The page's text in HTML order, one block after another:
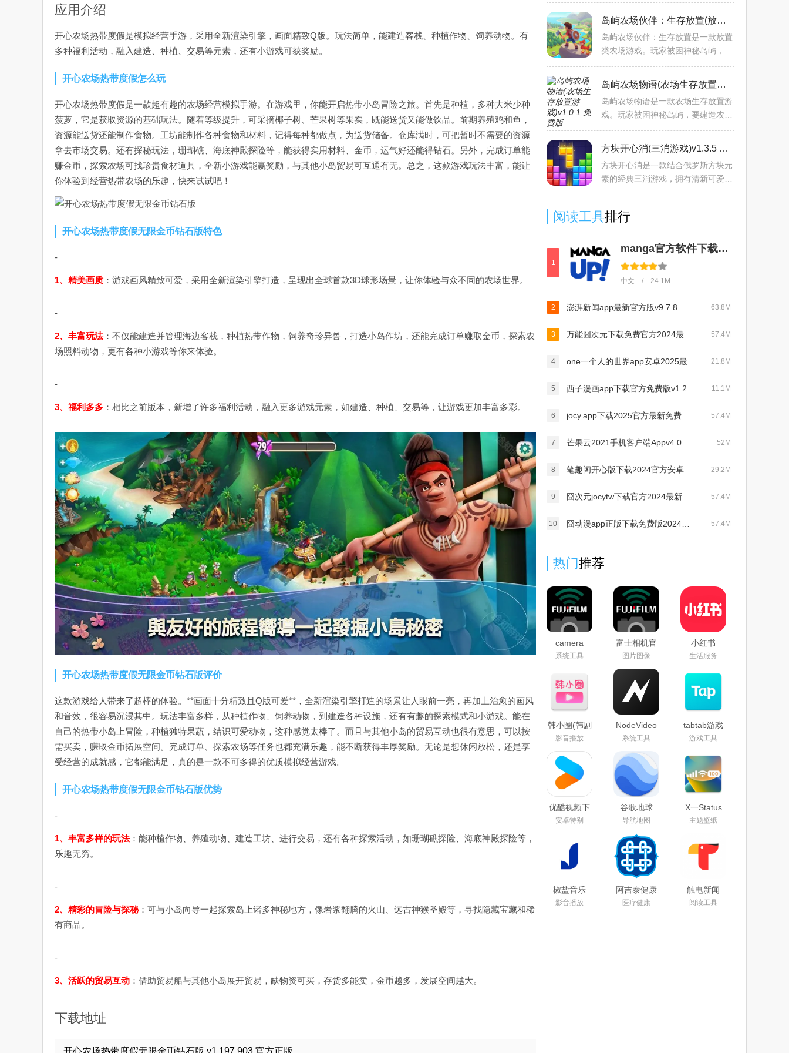
应用介绍
开心农场热带度假是模拟经营手游，采用全新渲染引擎，画面精致Q版。玩法简单，能建造客栈、种植作物、饲养动物。有
多种福利活动，融入建造、种植、交易等元素，还有小游戏可获奖励。
开心农场热带度假怎么玩
开心农场热带度假是一款超有趣的农场经营模拟手游。在游戏里，你能开启热带小岛冒险之旅。首先是种植，多种大米少种
菠萝，它是获取资源的基础玩法。随着等级提升，可采摘椰子树、芒果树等果实，既能送货又能做饮品。前期养殖鸡和鱼，
资源能送货还能制作食物。工坊能制作各种食物和材料，记得每种都做点，为送货储备。仓库满时，可把暂时不需要的资源
拿去市场交易。还有探秘玩法，珊瑚礁、海底神殿探险等，能获得实用材料、金币，运气好还能得钻石。另外，完成订单能
赚金币，探索农场可找珍贵食材道具，全新小游戏能赢奖励，与其他小岛贸易可互通有无。总之，这款游戏玩法丰富，能让
你体验到经营热带农场的乐趣，快来试试吧！
开心农场热带度假无限金币钻石版特色
-
1、精美画质 ：游戏画风精致可爱，采用全新渲染引擎打造，呈现出全球首款3D球形场景，让你体验与众不同的农场世界。
-
2、丰富玩法：不仅能建造并管理海边客栈，种植热带作物，饲养奇珍异兽，打造小岛作坊，还能完成订单赚取金币，探索农
场照料动物，更有各种小游戏等你来体验。
-
3、福利多多 ：相比之前版本，新增了许多福利活动，融入更多游戏元素，如建造、种植、交易等，让游戏更加丰富多彩。
开心农场热带度假无限金币钻石版评价
这款游戏给人带来了超棒的体验。**画面十分精致且Q版可爱**，全新渲染引擎打造的场景让人眼前一亮，再加上治愈的画风
和音效，很容易沉浸其中。玩法丰富多样，从种植作物、饲养动物，到建造各种设施，还有有趣的探索模式和小游戏。能在
自己的热带小岛上冒险，种植独特果蔬，结识可爱动物，这种感觉太棒了。而且与其他小岛的贸易互动也很有意思，可以按
需买卖，赚取金币拓展空间。完成订单、探索农场等任务也都充满乐趣，能不断获得丰厚奖励。无论是想休闲放松，还是享
受经营的成就感，它都能满足，真的是一款不可多得的优质模拟经营游戏。
开心农场热带度假无限金币钻石版优势
-
1、丰富多样的玩法：能种植作物、养殖动物、建造工坊、进行交易，还有各种探索活动，如珊瑚礁探险、海底神殿探险等，
乐趣无穷。
-
2、精彩的冒险与探秘：可与小岛向导一起探索岛上诸多神秘地方，像岩浆翻腾的火山、远古神猴圣殿等，寻找隐藏宝藏和稀
有商品。
-
3、活跃的贸易互动 ：借助贸易船与其他小岛展开贸易，缺物资可买，存货多能卖，金币越多，发展空间越大。
下载地址
开心农场热带度假无限金币钻石版 v1.197.903 官方正版
活，感受播种、养殖等活动带来的别
样体验，享受轻松有趣的游
岛屿农场伙伴：生存放置(放置类农场游戏)v1.0.1 官方正版
岛屿农场伙伴：生存放置是一款放置
类农场游戏。玩家被困神秘岛屿，要
帮助下生存发展，离线时岛屿也能持
续壮大，兼具轻松休闲与
岛屿农场物语(农场生存放置游戏)v1.0.1 免费版
岛屿农场物语是一款农场生存放置游
戏。玩家被困神秘岛屿，要建造农
存。离线时岛屿也能持续发展，兼具
轻松休闲与策略性，带来独
方块开心消(三消游戏)v1.3.5 手机版
方块开心消是一款结合俄罗斯方块元
素的经典三消游戏，拥有清新可爱的
锁更多内容，体验轻松愉
阅读工具排行
1
manga官方软件下载安卓2024最新版v2.0.0最新版
中文 / 24.1M
2 澎湃新闻app最新官方版v9.7.8 63.8M
3 57.4M
4 21.8M
5 11.1M
6 57.4M
7 52M
8 29.2M
9 57.4M
10 57.4M
热门推荐
camera
remote最新
版官方下载
系统工具
富士相机官
方下载
app2024最
新版
(camera
remote)
图片图像
小红书
google play
版下载2026
生活服务
韩小圈(韩剧
TV)免费下
载2026最新
版
影音播放
NodeVideo
官方下载
2026最新免
费版
系统工具
tabtab游戏
平台(taptap)
官方下载
游戏工具
优酷视频下
载安装官方
免费下载
安卓特别
谷歌地球
app下载手
机版2025安
卓版中文最
新免费版
导航地图
X一Status
app官方安
卓最新版本
主题壁纸
椒盐音乐
app手机版
下载2025最
影音播放
阿吉泰健康
课堂下载
app官方版
医疗健康
触电新闻
APP官方下
载安卓版
阅读工具